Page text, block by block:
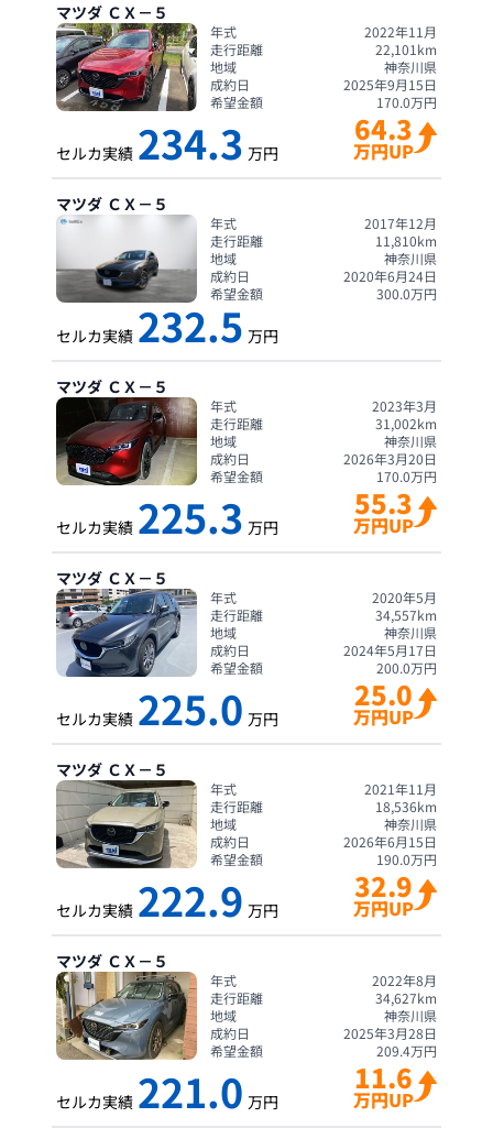
マツダ ＣＸ－５
年式
2022年11月
走行距離
22,101 km
地域
神奈川県
成約日
2025年9月15日
希望金額
170.0万円
セルカ実績 234.3 万円
64.3
万円UP
マツダ ＣＸ－５
年式
2017年12月
走行距離
11,810km
地域
神奈川県
成約日
2020年6月24日
希望金額
300.0万円
セルカ実績 232.5 万円
マツダ ＣＸ－５
年式
2023年3月
走行距離
31,002km
地域
神奈川県
成約日
2026年3月20日
希望金額
170.0万円
セルカ実績 225.3 万円
55.3
万円UP
マツダ ＣＸ－５
年式
2020年5月
走行距離
34,557km
地域
神奈川県
成約日
2024年5月17日
希望金額
200.0万円
セルカ実績 225.0 万円
25.0
万円UP
マツダ ＣＸ－５
年式
2021年11月
走行距離
18,536km
地域
神奈川県
成約日
2026年6月15日
希望金額
190.0万円
セルカ実績 222.9 万円
32.9
万円UP
マツダ ＣＸ－５
年式
2022年8月
走行距離
34,627km
地域
神奈川県
成約日
2025年3月28日
希望金額
209.4万円
セルカ実績 221.0 万円
11.6
万円UP